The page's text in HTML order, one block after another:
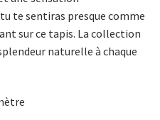
te sentiras presque comme
sur ce tapis. La collection
naturelle à chaque